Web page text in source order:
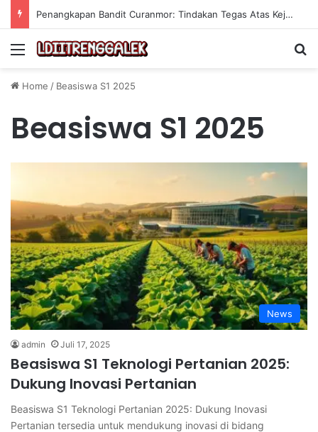
Penangkapan Bandit Curanmor: Tindakan Tegas Atas Kejahatan Sepeda Motor
Menu
Home / Beasiswa S1 2025
Beasiswa S1 2025
News
admin Juli 17, 2025
Beasiswa S1 Teknologi Pertanian 2025:
Dukung Inovasi Pertanian
Beasiswa S1 Teknologi Pertanian 2025: Dukung Inovasi
Pertanian tersedia untuk mendukung inovasi di bidang